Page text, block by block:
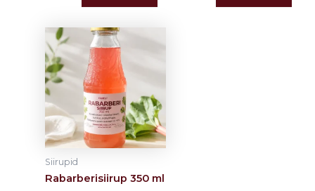
Siirupid
Rabarberisiirup 350 ml